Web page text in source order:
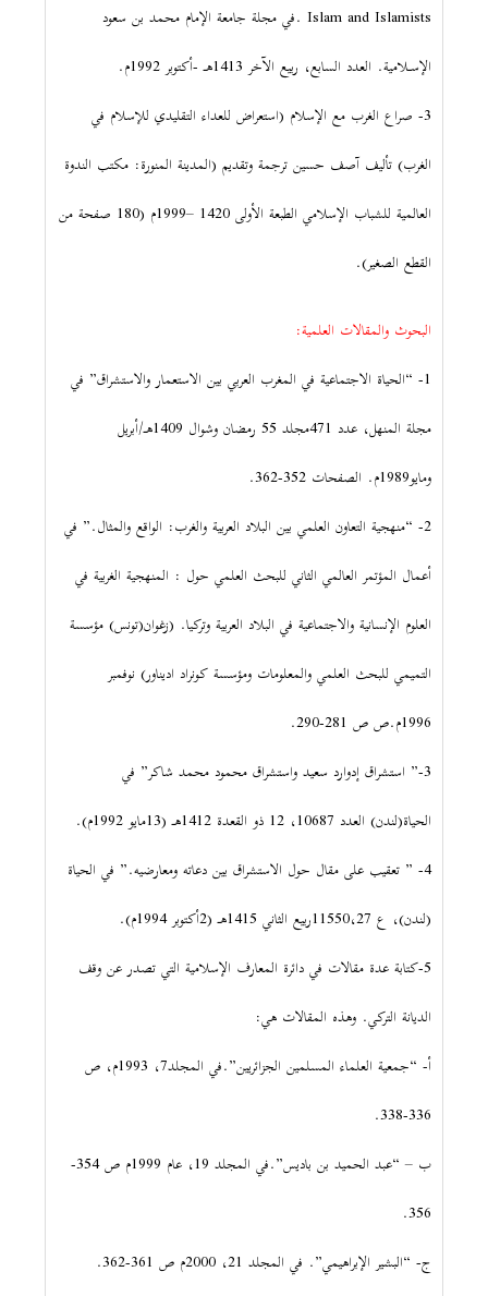
Islam and Islamists .في مجلة جامعة الإمام محمد بن سعود
الإسـلامية. العدد السابع، ربيع الآخر 1413هـ -أكتوبر 1992م.
3- صراع الغرب مع الإسلام (استعراض للعداء التقليدي للإسلام في
الغرب) تأليف آصف حسين ترجمة وتقديم (المدينة المنورة: مكتب الندوة
العالمية للشباب الإسلامي الطبعة الأولى 1420 –1999م (180 صفحة من
القطع الصغير).
البحوث والمقالات العلمية:
1- “الحياة الاجتماعية في المغرب العربي بين الاستعمار والاستشراق” في
مجلة المنهل، عدد 471مجلد 55 رمضان وشوال 1409هـ/أبريل
ومايو1989م. الصفحات 352-362.
2- “منهجية التعاون العلمي بين البلاد العربية والغرب: الواقع والمثال.” في
أعمال المؤتمر العالمي الثاني للبحث العلمي حول : المنهجية الغربية في
العلوم الإنسانية والاجتماعية في البلاد العربية وتركيا. (زغوان(تونس) مؤسسة
التميمي للبحث العلمي والمعلومات ومؤسسة كونراد اديناور) نوفمبر
1996م.ص ص 281-290.
3-” استشراق إدوارد سعيد واستشراق محمود محمد شاكر” في
الحياة(لندن) العدد 10687، 12 ذو القعدة 1412هـ (13مايو 1992م).
4- ” تعقيب على مقال حول الاستشراق بين دعاته ومعارضيه.” في الحياة
(لندن)، ع 11550،27ربيع الثاني 1415هـ (2أكتوبر 1994م).
5-كتابة عدة مقالات في دائرة المعارف الإسلامية التي تصدر عن وقف
الديانة التركي. وهذه المقالات هي:
أ- “جمعية العلماء المسلمين الجزائريين”.في المجلد7، 1993م، ص
336-338.
ب – “عبد الحميد بن باديس”.في المجلد 19، عام 1999م ص 354-
356.
ج- “البشير الإبراهيمي”. في المجلد 21، 2000م ص 361-362.